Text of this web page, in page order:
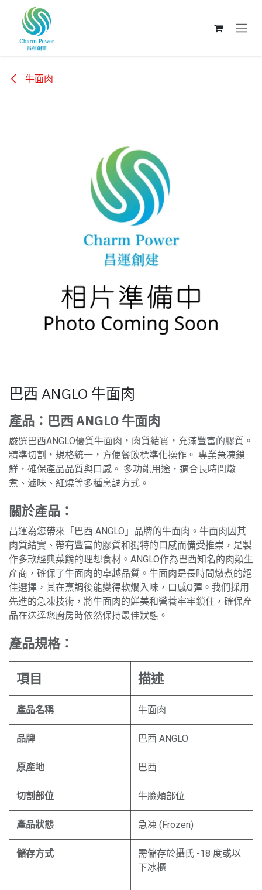
跳至內容
牛面肉
巴西 ANGLO 牛面肉
產品：巴西 ANGLO 牛面肉
嚴選巴西ANGLO優質牛面肉，肉質結實，充滿豐富的膠質。
精準切割，規格統一，方便餐飲標準化操作。 專業急凍鎖
鮮，確保產品品質與口感。 多功能用途，適合長時間燉
煮、滷味、紅燒等多種烹調方式。
關於產品：
昌運為您帶來「巴西 ANGLO」品牌的牛面肉。牛面肉因其
肉質結實、帶有豐富的膠質和獨特的口感而備受推崇，是製
作多款經典菜餚的理想食材。ANGLO作為巴西知名的肉類生
產商，確保了牛面肉的卓越品質。牛面肉是長時間燉煮的絕
佳選擇，其在烹調後能變得軟爛入味，口感Q彈。我們採用
先進的急凍技術，將牛面肉的鮮美和營養牢牢鎖住，確保產
品在送達您廚房時依然保持最佳狀態。
產品規格：
項目 描述
產品名稱 牛面肉
品牌 巴西 ANGLO
原產地 巴西
切割部位 牛臉頰部位
產品狀態 急凍 (Frozen)
儲存方式
需儲存於攝氏 -18 度或以
下冰櫃